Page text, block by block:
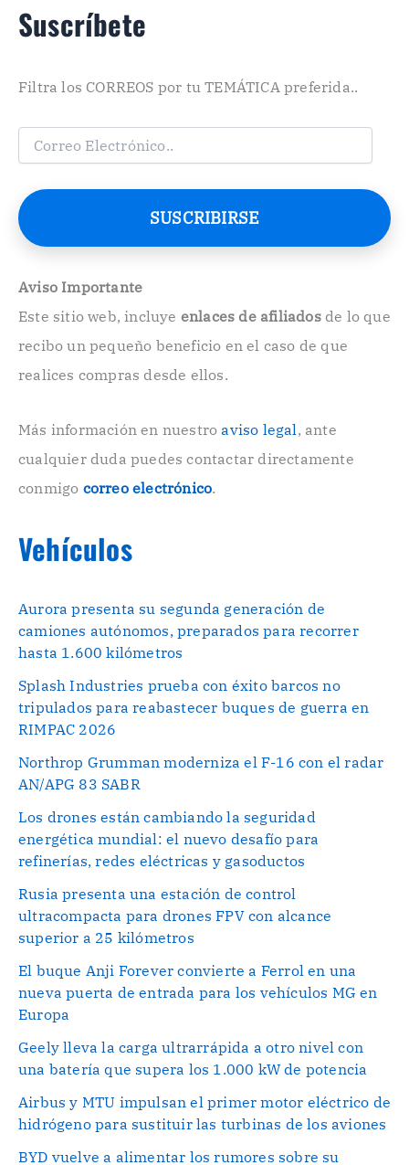
Suscríbete
Filtra los CORREOS por tu TEMÁTICA preferida..
C
e
o
e
t
ó
n
o
.
SUSCRIBIRSE
Aviso Importante
Este sitio web, incluye enlaces de afiliadosde lo que
recibo un pequeño beneficio en el caso de que
realices compras desde ellos.
Más información en nuestroaviso legal, ante
cualquier duda puedes contactar directamente
conmigo correo electrónico.
Vehículos
Aurora presenta su segunda generación de
camiones autónomos, preparados para recorrer
hasta 1.600 kilómetros
Splash Industries prueba con éxito barcos no
tripulados para reabastecer buques de guerra en
RIMPAC 2026
Northrop Grumman moderniza el F-16 con el radar
AN/APG 83 SABR
Los drones están cambiando la seguridad
energética mundial: el nuevo desafío para
refinerías, redes eléctricas y gasoductos
Rusia presenta una estación de control
ultracompacta para drones FPV con alcance
superior a 25 kilómetros
El buque Anji Forever convierte a Ferrol en una
nueva puerta de entrada para los vehículos MG en
Europa
Geely lleva la carga ultrarrápida a otro nivel con
una batería que supera los 1.000 kW de potencia
Airbus y MTU impulsan el primer motor eléctrico de
hidrógeno para sustituir las turbinas de los aviones
BYD vuelve a alimentar los rumores sobre su